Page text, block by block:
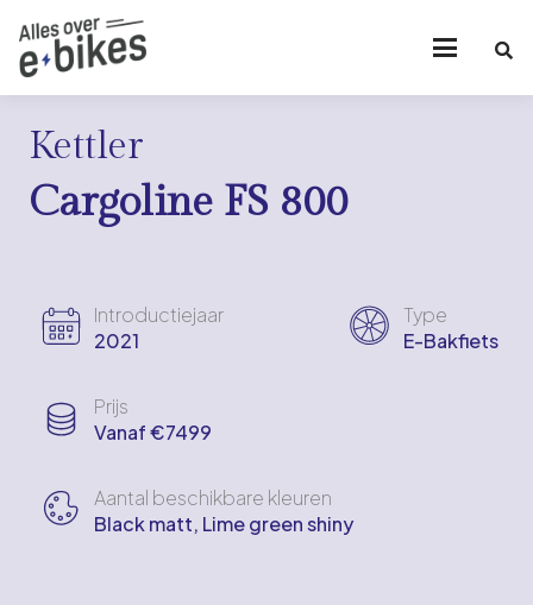
Kettler
Cargoline FS 800
Introductiejaar
2021
Type
E-Bakfiets
Prijs
Vanaf €7499
Aantal beschikbare kleuren
Black matt, Lime green shiny